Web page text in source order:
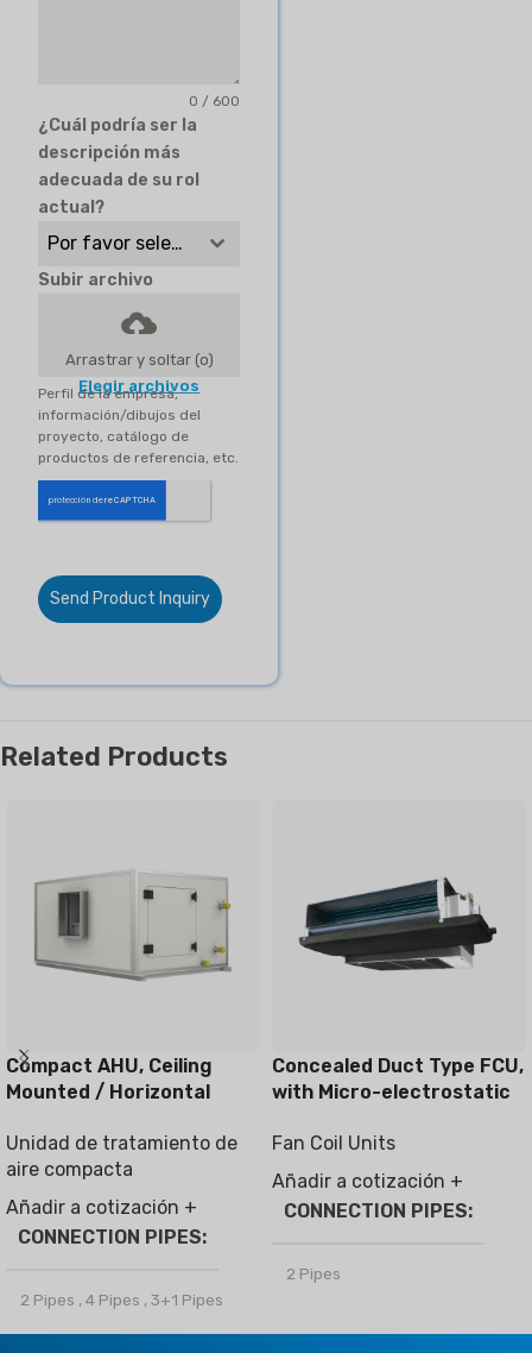
0 / 600
¿Cuál podría ser la
descripción más
adecuada de su rol
actual?
Por favor seleccione
Subir archivo
Arrastrar y soltar (o)
Elegir archivos
Perfil de la empresa,
información/dibujos del
proyecto, catálogo de
productos de referencia, etc.
Send Product Inquiry
Related Products
Compact AHU, Ceiling
Mounted / Horizontal
Unidad de tratamiento de
aire compacta
Añadir a cotización +
CONNECTION PIPES
2 Pipes ,4 Pipes ,3+1 Pipes
Concealed Duct Type FCU,
with Micro-electrostatic
Fan Coil Units
Añadir a cotización +
CONNECTION PIPES
2 Pipes
MARCA Climapro